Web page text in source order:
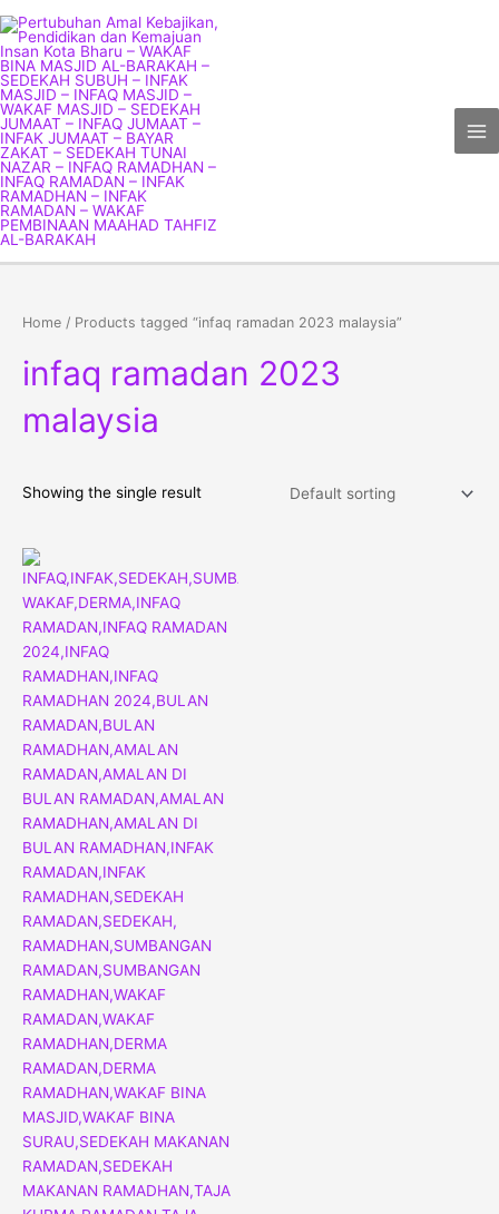
to
content
Home / Products tagged “infaq ramadan 2023 malaysia”
infaq ramadan 2023
malaysia
Showing the single result